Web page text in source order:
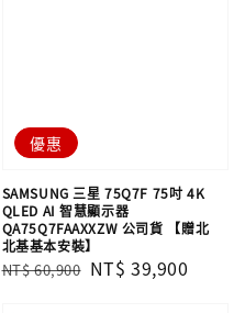
優惠
SAMSUNG 三星 75Q7F 75吋 4K
QLED AI 智慧顯示器
QA75Q7FAAXXZW 公司貨 【贈北
北基基本安裝】
Regular
NT$ 60,900 Sale
NT$ 39,900